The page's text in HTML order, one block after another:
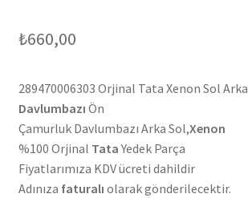
₺660,00
289470006303 Orjinal Tata Xenon Sol Arka
Davlumbazı Ön
Çamurluk Davlumbazı Arka Sol,Xenon
%100 Orjinal TataYedek Parça
Fiyatlarımıza KDV ücreti dahildir
Adınıza faturalı olarak gönderilecektir.